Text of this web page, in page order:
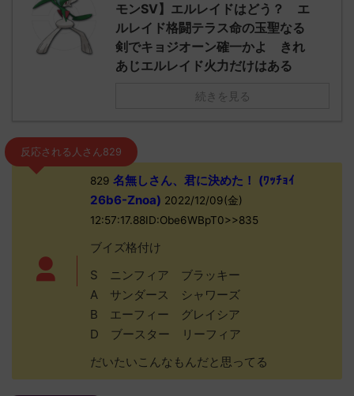
モンSV】エルレイドはどう？ エ
ルレイド格闘テラス命の玉聖なる
剣でキョジオーン確一かよ きれ
あじエルレイド火力だけはある
続きを見る
反応される人さん829
829 名無しさん、君に決めた！ (ﾜｯﾁｮｲ
26b6-Znoa) 2022/12/09(金)
12:57:17.88ID:Obe6WBpT0>>835
ブイズ格付け
S ニンフィア ブラッキー
A サンダース シャワーズ
B エーフィー グレイシア
D ブースター リーフィア
だいたいこんなもんだと思ってる